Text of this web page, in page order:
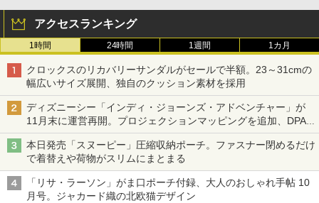
アクセスランキング
1時間 24時間 1週間 1カ月
クロックスのリカバリーサンダルがセールで半額。23～31cmの
幅広いサイズ展開、独自のクッション素材を採用
ディズニーシー「インディ・ジョーンズ・アドベンチャー」が
11月末に運営再開。プロジェクションマッピングを追加、DPA
は1500円
本日発売「スヌーピー」圧縮収納ポーチ。ファスナー閉めるだけ
で着替えや荷物がスリムにまとまる
「リサ・ラーソン」がま口ポーチ付録、大人のおしゃれ手帖 10
月号。ジャカード織の北欧猫デザイン